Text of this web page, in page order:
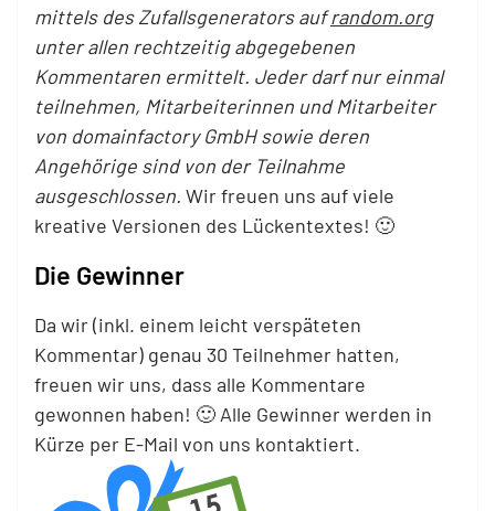
mittels des Zufallsgenerators aufrandom.org
unter allen rechtzeitig abgegebenen
Kommentaren ermittelt. Jeder darf nur einmal
teilnehmen, Mitarbeiterinnen und Mitarbeiter
von domainfactory GmbH sowie deren
Angehörige sind von der Teilnahme
ausgeschlossen. Wir freuen uns auf viele
kreative Versionen des Lückentextes! 🙂
Die Gewinner
Da wir (inkl. einem leicht verspäteten
Kommentar) genau 30 Teilnehmer hatten,
freuen wir uns, dass alle Kommentare
gewonnen haben! 🙂 Alle Gewinner werden in
Kürze per E-Mail von uns kontaktiert.